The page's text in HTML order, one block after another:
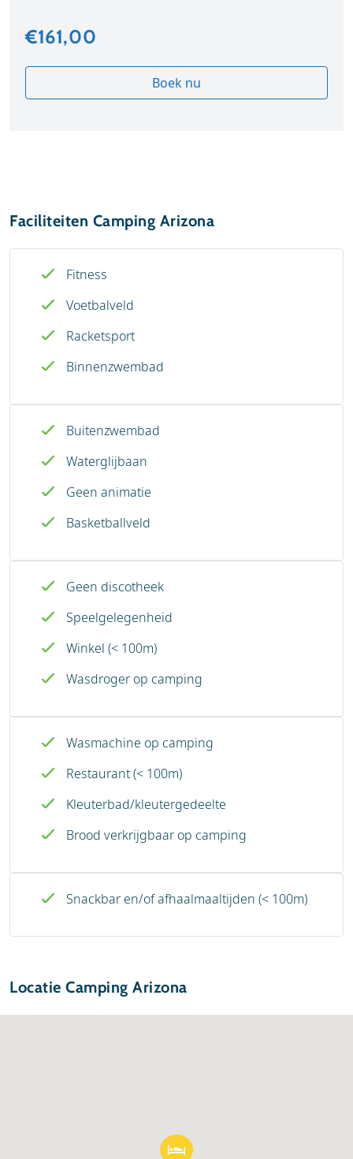
€161,00
Boek nu
Faciliteiten Camping Arizona
Fitness
Voetbalveld
Racketsport
Binnenzwembad
Buitenzwembad
Waterglijbaan
Geen animatie
Basketballveld
Geen discotheek
Speelgelegenheid
Winkel (< 100m)
Wasdroger op camping
Wasmachine op camping
Restaurant (< 100m)
Kleuterbad/kleutergedeelte
Brood verkrijgbaar op camping
Snackbar en/of afhaalmaaltijden (< 100m)
Locatie Camping Arizona